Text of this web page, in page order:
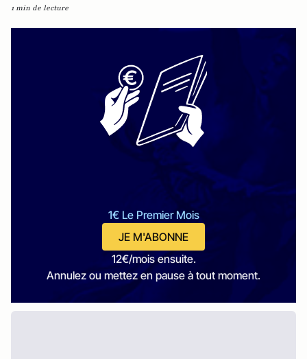
1 min de lecture
1€ Le Premier Mois
JE M'ABONNE
12€/mois ensuite.
Annulez ou mettez en pause à tout moment.